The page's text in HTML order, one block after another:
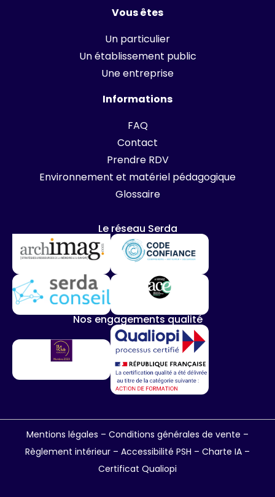
Vous êtes
Un particulier
Un établissement public
Une entreprise
Informations
FAQ
Contact
Prendre RDV
Environnement et matériel pédagogique
Glossaire
Le réseau Serda
Nos engagements qualité
Mentions légales – Conditions générales de vente –
Règlement intérieur – Accessibilité PSH – Charte IA –
Certificat Qualiopi